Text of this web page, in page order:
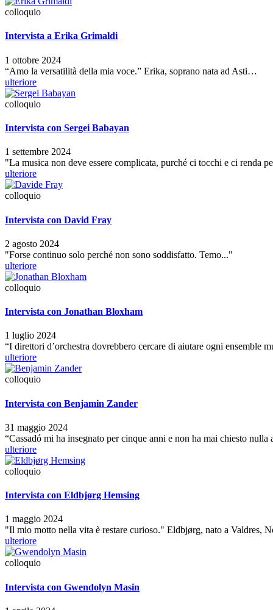
colloquio
Intervista a Erika Grimaldi
1 ottobre 2024
“Amo la versatilità della mia voce.” Erika, soprano nata ad Asti…
ulteriore
colloquio
Intervista con Sergei Babayan
1 settembre 2024
"La musica non deve essere complicata, purché ci tocchi e ci renda
ulteriore
colloquio
Intervista con David Fray
2 agosto 2024
"Forse continuo solo perché non sono soddisfatto. Temo..."
ulteriore
colloquio
Intervista con Jonathan Bloxham
1 luglio 2024
“I direttori d’orchestra dovrebbero cercare di aiutare ogni ensemble
ulteriore
colloquio
Intervista con Benjamin Zander
31 maggio 2024
“Cassadó mi ha insegnato per cinque anni e non ha mai chiesto
ulteriore
colloquio
Intervista con Eldbjørg Hemsing
1 maggio 2024
"Il mio motto nella vita è restare curioso." Eldbjørg, nato a Valdres,
ulteriore
colloquio
Intervista con Gwendolyn Masin